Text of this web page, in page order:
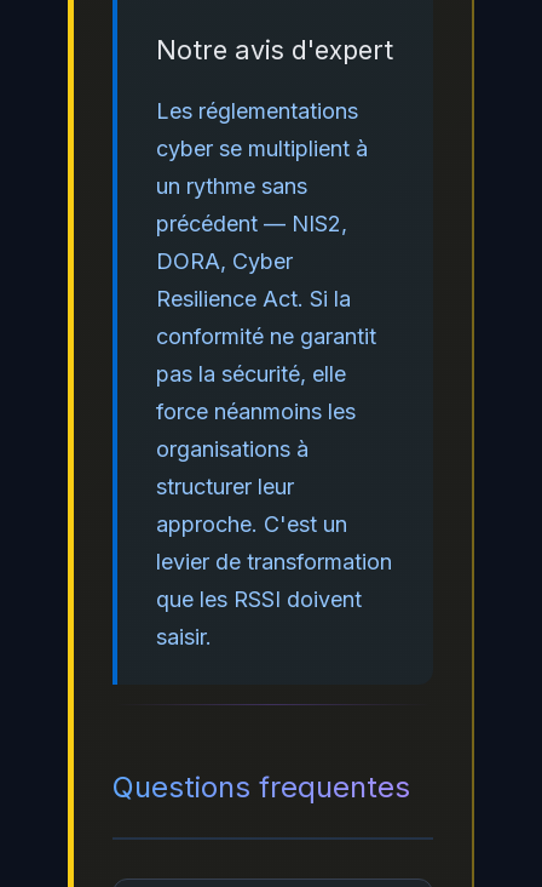
Notre avis d'expert
Les réglementations
cyber se multiplient à
un rythme sans
précédent — NIS2,
DORA, Cyber
Resilience Act. Si la
conformité ne garantit
pas la sécurité, elle
force néanmoins les
organisations à
structurer leur
approche. C'est un
levier de transformation
que les RSSI doivent
saisir.
Questions frequentes